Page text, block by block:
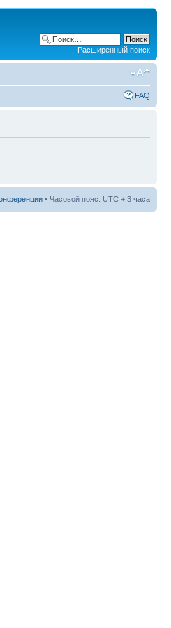
Расширенный поиск
FAQ
• Часовой пояс: UTC + 3 часа